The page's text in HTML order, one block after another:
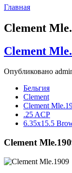
Главная
Clement
Clement
Опубликовано
Бельгия
Clement
Clement
.25 ACP
6.35x15.5
Clement